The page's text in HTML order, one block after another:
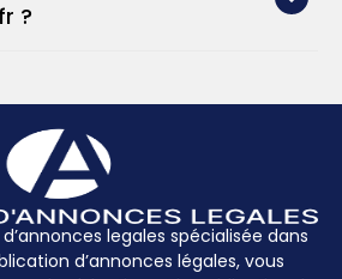
?
93 80 72 72
Alexandre Mari, 06300 Nice
legales spécialisée dans
d’annonces légales, vous